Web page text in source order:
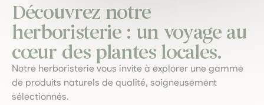
Découvrez notre
herboristerie : un voyage au
cœur des plantes locales.
Notre herboristerie vous invite à explorer une gamme
de produits naturels de qualité, soigneusement
sélectionnés.